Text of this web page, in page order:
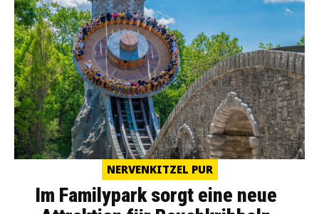
NERVENKITZEL PUR
Im Familypark sorgt eine neue